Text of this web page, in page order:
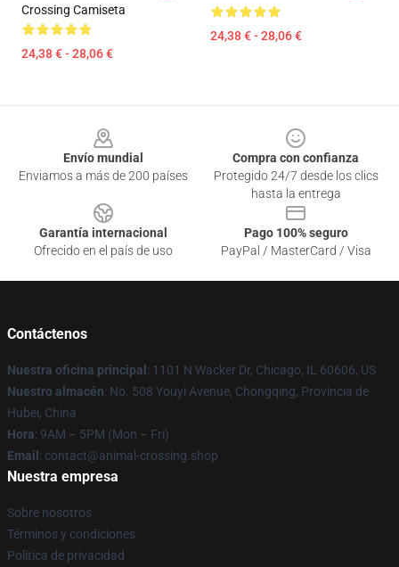
Crossing Camiseta
24,38 € - 28,06 €
24,38 € - 28,06 €
Envío mundial
Enviamos a más de 200 países
Compra con confianza
Protegido 24/7 desde los clics
hasta la entrega
Garantía internacional
Ofrecido en el país de uso
Pago 100% seguro
PayPal / MasterCard / Visa
Contáctenos
Nuestra oficina principal : 1101 N Wacker Dr, Chicago, IL 60606, US
Nuestro almacén: No. 508 Youyi Avenue, Chongqing, Provincia de
Hubei, China
Hora: 9AM – 5PM (Mon – Fri)
Email : contact@animal-crossing.shop
Nuestra empresa
Sobre nosotros
Términos y condiciones
Política de privacidad